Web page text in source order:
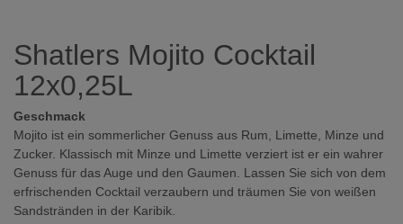
Shatlers Mojito Cocktail
12x0,25L
Geschmack
Mojito ist ein sommerlicher Genuss aus Rum, Limette, Minze und
Zucker. Klassisch mit Minze und Limette verziert ist er ein wahrer
Genuss für das Auge und den Gaumen. Lassen Sie sich von dem
erfrischenden Cocktail verzaubern und träumen Sie von weißen
Sandstränden in der Karibik.